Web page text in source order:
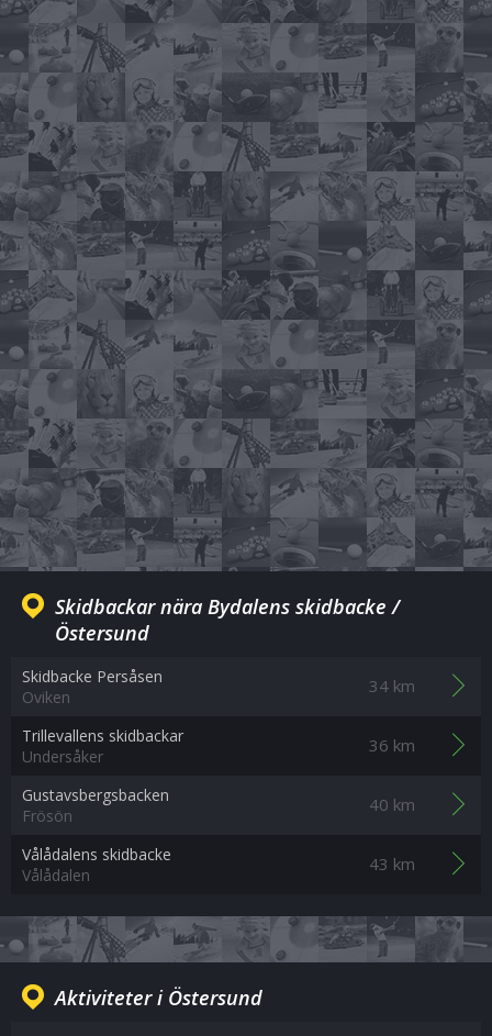
Skidbackar nära Bydalens skidbacke /
Östersund
Skidbacke Persåsen
Oviken
34 km
Trillevallens skidbackar
Undersåker
36 km
Gustavsbergsbacken
Frösön
40 km
Vålådalens skidbacke
Vålådalen
43 km
Aktiviteter i Östersund